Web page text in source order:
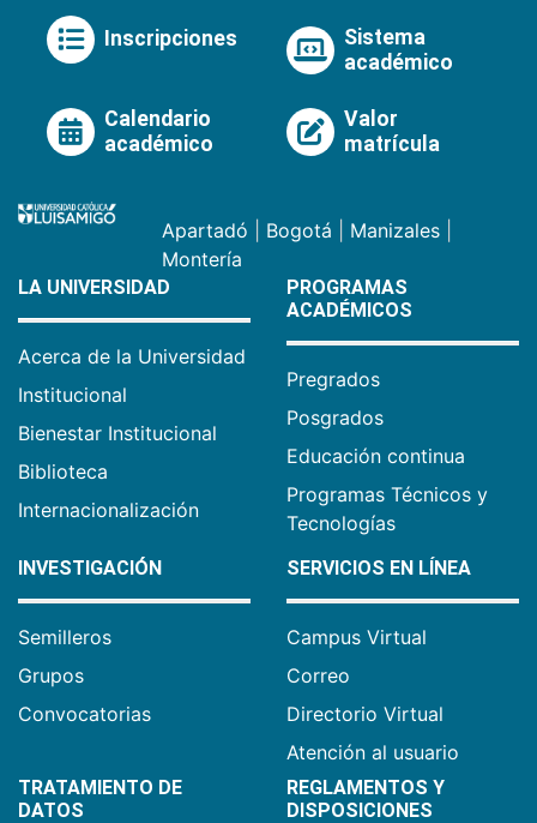
Inscripciones
Sistema
académico
Calendario
académico
Valor
matrícula
Apartadó Bogotá Manizales
Montería
LA UNIVERSIDAD
Acerca de la Universidad
Institucional
Bienestar Institucional
Biblioteca
Internacionalización
PROGRAMAS
ACADÉMICOS
Pregrados
Posgrados
Educación continua
Programas Técnicos y
Tecnologías
INVESTIGACIÓN
Semilleros
Grupos
Convocatorias
SERVICIOS EN LÍNEA
Campus Virtual
Correo
Directorio Virtual
Atención al usuario
TRATAMIENTO DE
DATOS
REGLAMENTOS Y
DISPOSICIONES